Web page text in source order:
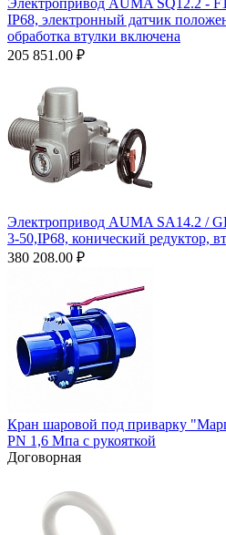
IP68, электронный датчик
обработка втулки включена
205 851.00 ₽
Электропривод AUMA SA14.2 /
3-50,IP68, конический редуктор,
380 208.00 ₽
Кран шаровой под приварку
PN 1,6 Мпа с рукояткой
Договорная